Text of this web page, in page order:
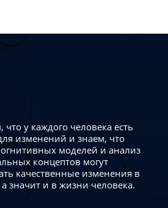
у каждого человека есть
изменений и знаем, что
моделей и анализ
концептов могут
качественные изменения в
значит и в жизни человека.